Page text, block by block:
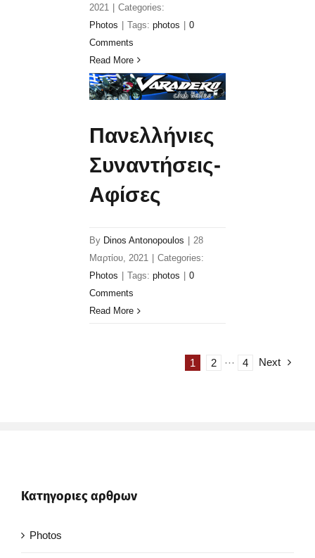
2021 | Categories:
Photos | Tags: photos | 0
Comments
Read More
Πανελλήνιες
Συναντήσεις-
Αφίσες
By Dinos Antonopoulos
28
Μαρτίου, 2021
Categories:
Photos
Tags: photos
0
Comments
Read More
1 2 ··· 4 Next
Κατηγοριες αρθρων
Photos